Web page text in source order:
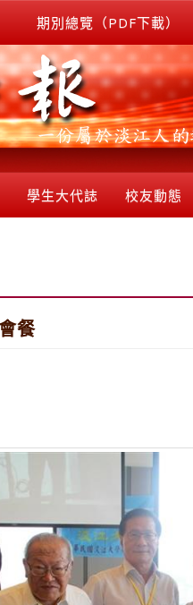
期別總覽（PDF下載）
學生大代誌 校友動態
餐